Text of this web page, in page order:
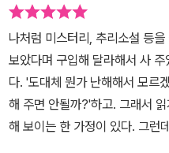
나처럼 미스터리, 추리소설 등
보았다며 구입해 달라해서 사
다. '도대체 뭔가 난해해서 모르
해 주면 안될까?'하고. 그래서
해 보이는 한 가정이 있다. 그런